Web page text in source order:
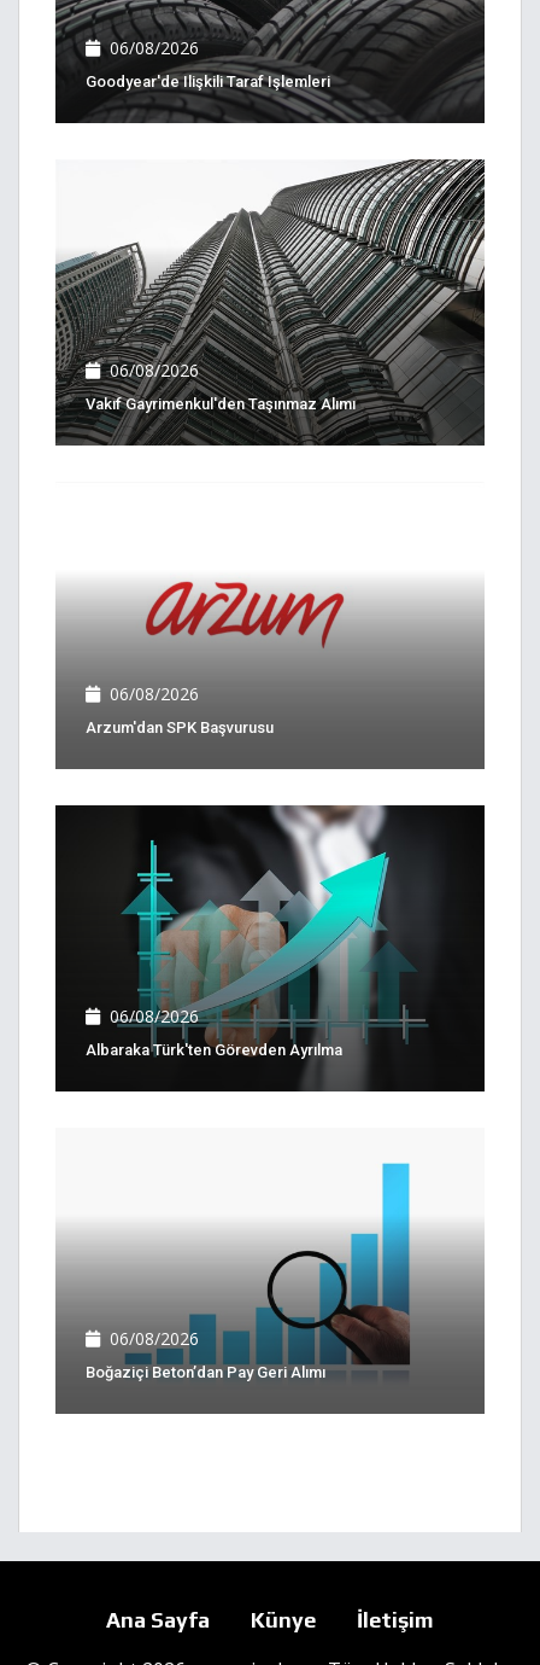
06/08/2026
Goodyear'de Ilişkili Taraf Işlemleri
06/08/2026
Vakıf Gayrimenkul'den Taşınmaz Alımı
06/08/2026
Arzum'dan SPK Başvurusu
06/08/2026
Albaraka Türk'ten Görevden Ayrılma
06/08/2026
Boğaziçi Beton’dan Pay Geri Alımı
Ana Sayfa Künye İletişim